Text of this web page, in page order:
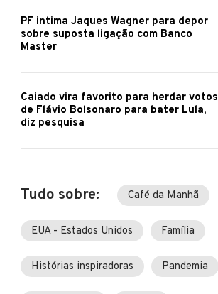
PF intima Jaques Wagner para depor
sobre suposta ligação com Banco
Master
Caiado vira favorito para herdar votos
de Flávio Bolsonaro para bater Lula,
diz pesquisa
Tudo sobre: Café da Manhã
EUA - Estados Unidos Família
Histórias inspiradoras Pandemia